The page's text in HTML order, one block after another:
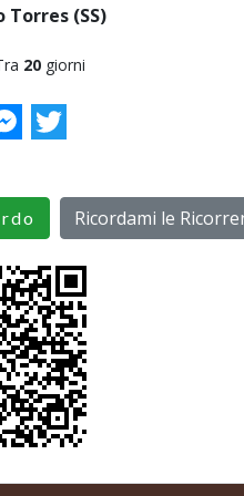
Torres (SS)
20 giorni
Messenger
Twitter
Ricordami le